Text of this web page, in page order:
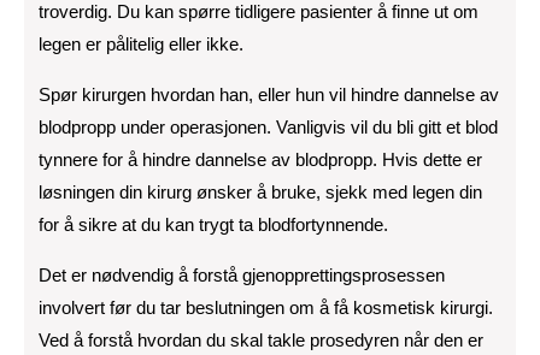
troverdig. Du kan spørre tidligere pasienter å finne ut om
legen er pålitelig eller ikke.
Spør kirurgen hvordan han, eller hun vil hindre dannelse av
blodpropp under operasjonen. Vanligvis vil du bli gitt et blod
tynnere for å hindre dannelse av blodpropp. Hvis dette er
løsningen din kirurg ønsker å bruke, sjekk med legen din
for å sikre at du kan trygt ta blodfortynnende.
Det er nødvendig å forstå gjenopprettingsprosessen
involvert før du tar beslutningen om å få kosmetisk kirurgi.
Ved å forstå hvordan du skal takle prosedyren når den er